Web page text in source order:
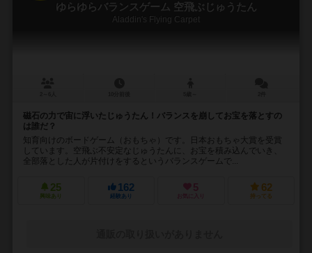
ゆらゆらバランスゲーム 空飛ぶじゅうたん
Aladdin's Flying Carpet
磁石の力で宙に浮いたじゅうたん！バランスを崩してお宝を落とすの
は誰だ？
知育向けのボードゲーム（おもちゃ）です。日本おもちゃ大賞を受賞
しています。空飛ぶ不安定なじゅうたんに、お宝を積み込んでいき、
全部落とした人が片付けをするというバランスゲームで...
25
興味あり
162
経験あり
5
お気に入り
62
持ってる